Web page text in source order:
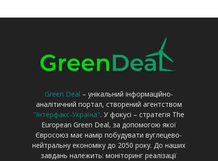
Green Deal – унікальний інформаційно-
аналітичний портал, створений агентством
"Інтерфакс-Україна". У фокусі – стратегія The
European Green Deal, за допомогою якої
Євросоюз має намір побудувати вуглецево-
нейтральну економіку до 2050 року. До наших
завдань належить: моніторинг реалізації